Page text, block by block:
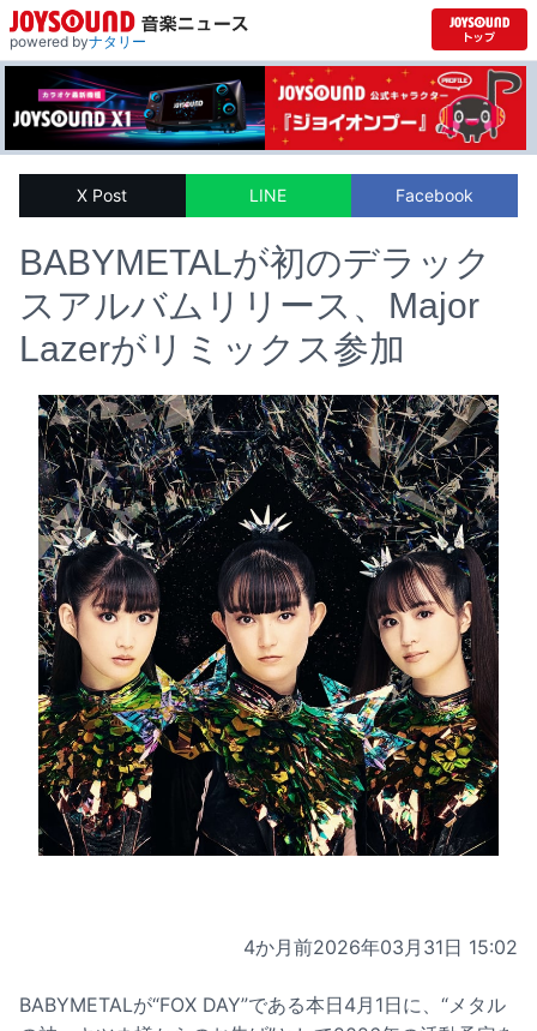
powered byナタリー
X Post LINE Facebook
BABYMETALが初のデラック
スアルバムリリース、Major
Lazerがリミックス参加
4か月前2026年03月31日 15:02
BABYMETALが“FOX DAY”である本日4月1日に、“メタル